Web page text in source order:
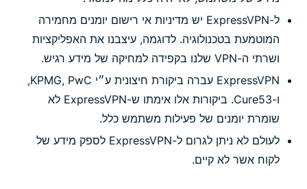
ל-ExpressVPN יש מדיניות אי רישום יומנים מחמירה
המוטמעת בטכנולוגיה. לדוגמה, עיצבנו את האפליקציות
ושרתי ה-VPN שלנו בקפידה למחיקה של מידע רגיש.
ExpressVPN עברה ביקורת חיצונית ע״י KPMG, PwC,
ו-Cure53. ביקורות אלו אימתו ש-ExpressVPN לא
שומרת יומנים של פעילות משתמש כלל.
לעולם לא ניתן לגרום ל-ExpressVPN לספק מידע של
לקוח אשר לא קיים.